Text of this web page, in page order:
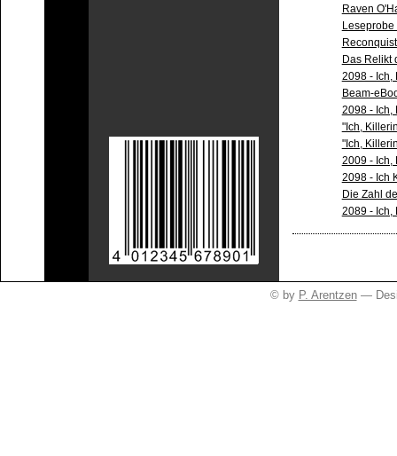
Raven
Das Relikt
2098 - Ich,
Beam-
2098 - Ich,
"Ich,
"Ich,
2009 - Ich,
2098 - Ich
Die Zahl
2089 - Ich,
© by P. Arentzen—